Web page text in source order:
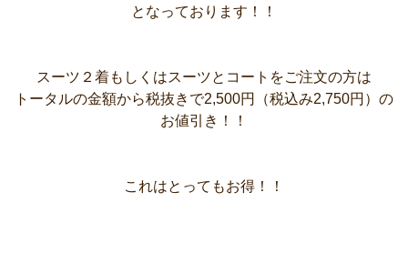
となっております！！
スーツ２着もしくはスーツとコートをご注文の方は
トータルの金額から税抜きで2,500円（税込み2,750円）の
お値引き！！
これはとってもお得！！